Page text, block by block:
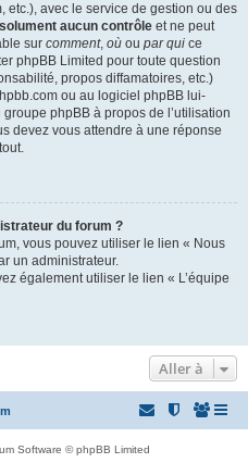
etc.), avec le service de gestion ou des
aucun contrôle et ne peut
sur comment, où ou par qui ce
phpBB Limited pour toute question
propos diffamatoires, etc.)
ou au logiciel phpBB lui-
phpBB à propos de l’utilisation
devez vous attendre à une réponse
du forum ?
vous pouvez utiliser le lien « Nous
un administrateur.
également utiliser le lien « L’équipe
Aller à
Software © phpBB Limited